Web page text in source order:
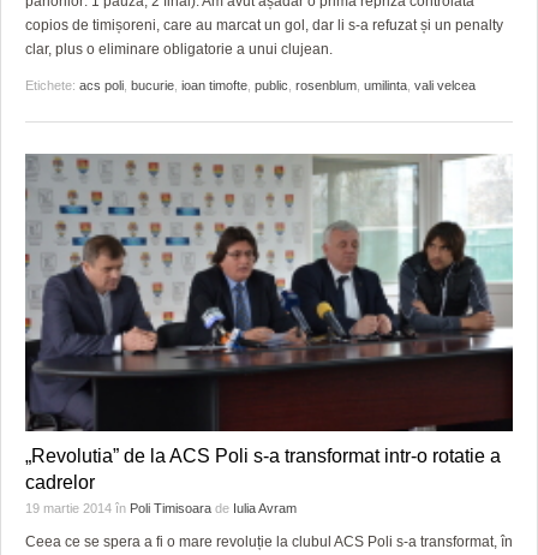
SFATUL MEDICULUI
SFATURI JURIDICE
copios de timișoreni, care au marcat un gol, dar li s-a refuzat și un penalty
clar, plus o eliminare obligatorie a unui clujean.
Etichete: acs poli, bucurie, ioan timofte, public, rosenblum, umilinta, vali velcea
„Revolutia” de la ACS Poli s-a transformat intr-o rotatie a
cadrelor
19 martie 2014 în Poli Timisoara de Iulia Avram
Ceea ce se spera a fi o mare revoluție la clubul ACS Poli s-a transformat, în